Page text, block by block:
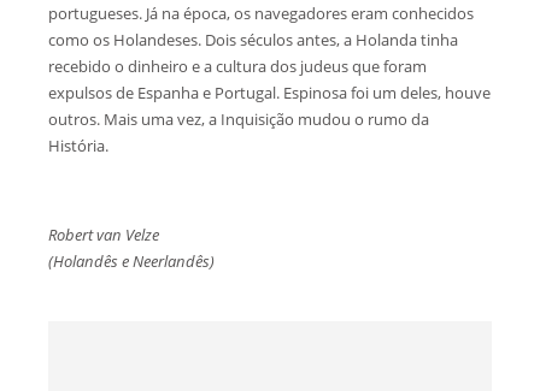
portugueses. Já na época, os navegadores eram conhecidos
como os Holandeses. Dois séculos antes, a Holanda tinha
recebido o dinheiro e a cultura dos judeus que foram
expulsos de Espanha e Portugal. Espinosa foi um deles, houve
outros. Mais uma vez, a Inquisição mudou o rumo da
História.
Robert van Velze
(Holandês e Neerlandês)